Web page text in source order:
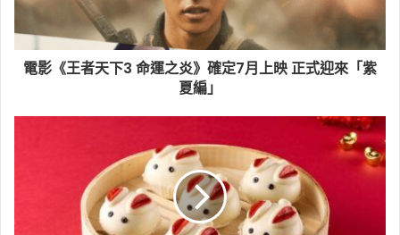
電影《王者天下3 命運之炎》確定7月上映 正式迎來「紫
夏編」